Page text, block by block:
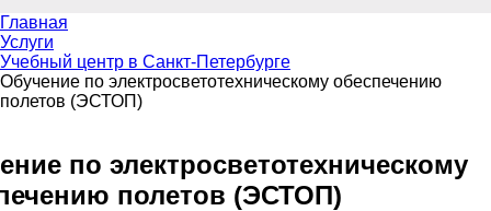
Главная
Услуги
Учебный центр в Санкт-Петербурге
Обучение по электросветотехническому обеспечению
полетов (ЭСТОП)
по электросветотехническому
полетов (ЭСТОП)